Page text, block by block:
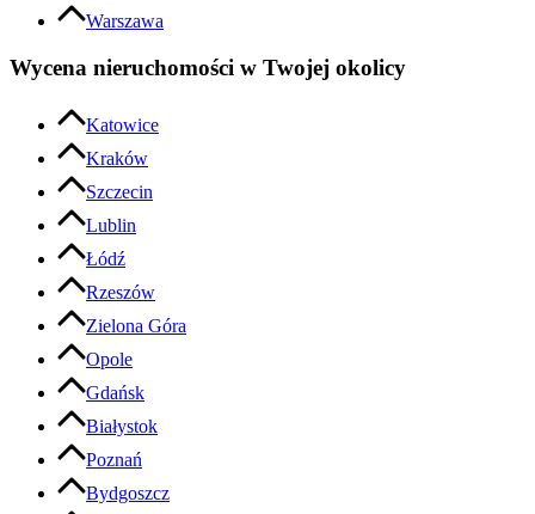
Warszawa
Wycena nieruchomości w Twojej okolicy
Katowice
Kraków
Szczecin
Lublin
Łódź
Rzeszów
Zielona Góra
Opole
Gdańsk
Białystok
Poznań
Bydgoszcz